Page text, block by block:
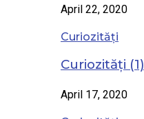
April 22, 2020
Curiozități
Curiozități (1)
April 17, 2020